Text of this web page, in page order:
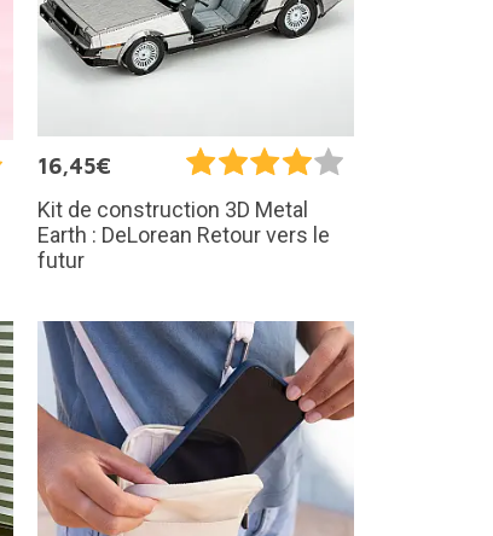
16,45€
Kit de construction 3D Metal
Earth : DeLorean Retour vers le
futur